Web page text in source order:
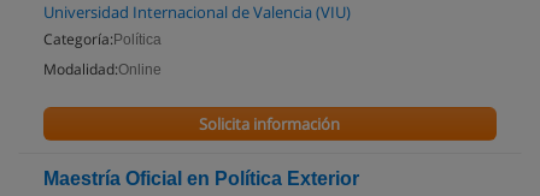
Universidad Internacional de Valencia (VIU)
Categoría: Política
Modalidad:Online
Solicita información
Maestría Oficial en Política Exterior